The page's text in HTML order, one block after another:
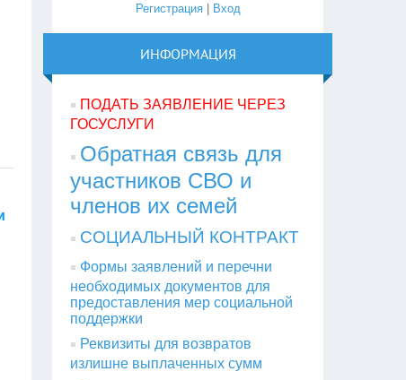
Регистрация| Вход
ИНФОРМАЦИЯ
ПОДАТЬ ЗАЯВЛЕНИЕ ЧЕРЕЗ
ГОСУСЛУГИ
Обратная связь для
участников СВО и
членов их семей
СОЦИАЛЬНЫЙ КОНТРАКТ
Формы заявлений и перечни
необходимых документов для
предоставления мер социальной
поддержки
Реквизиты для возвратов
излишне выплаченных сумм